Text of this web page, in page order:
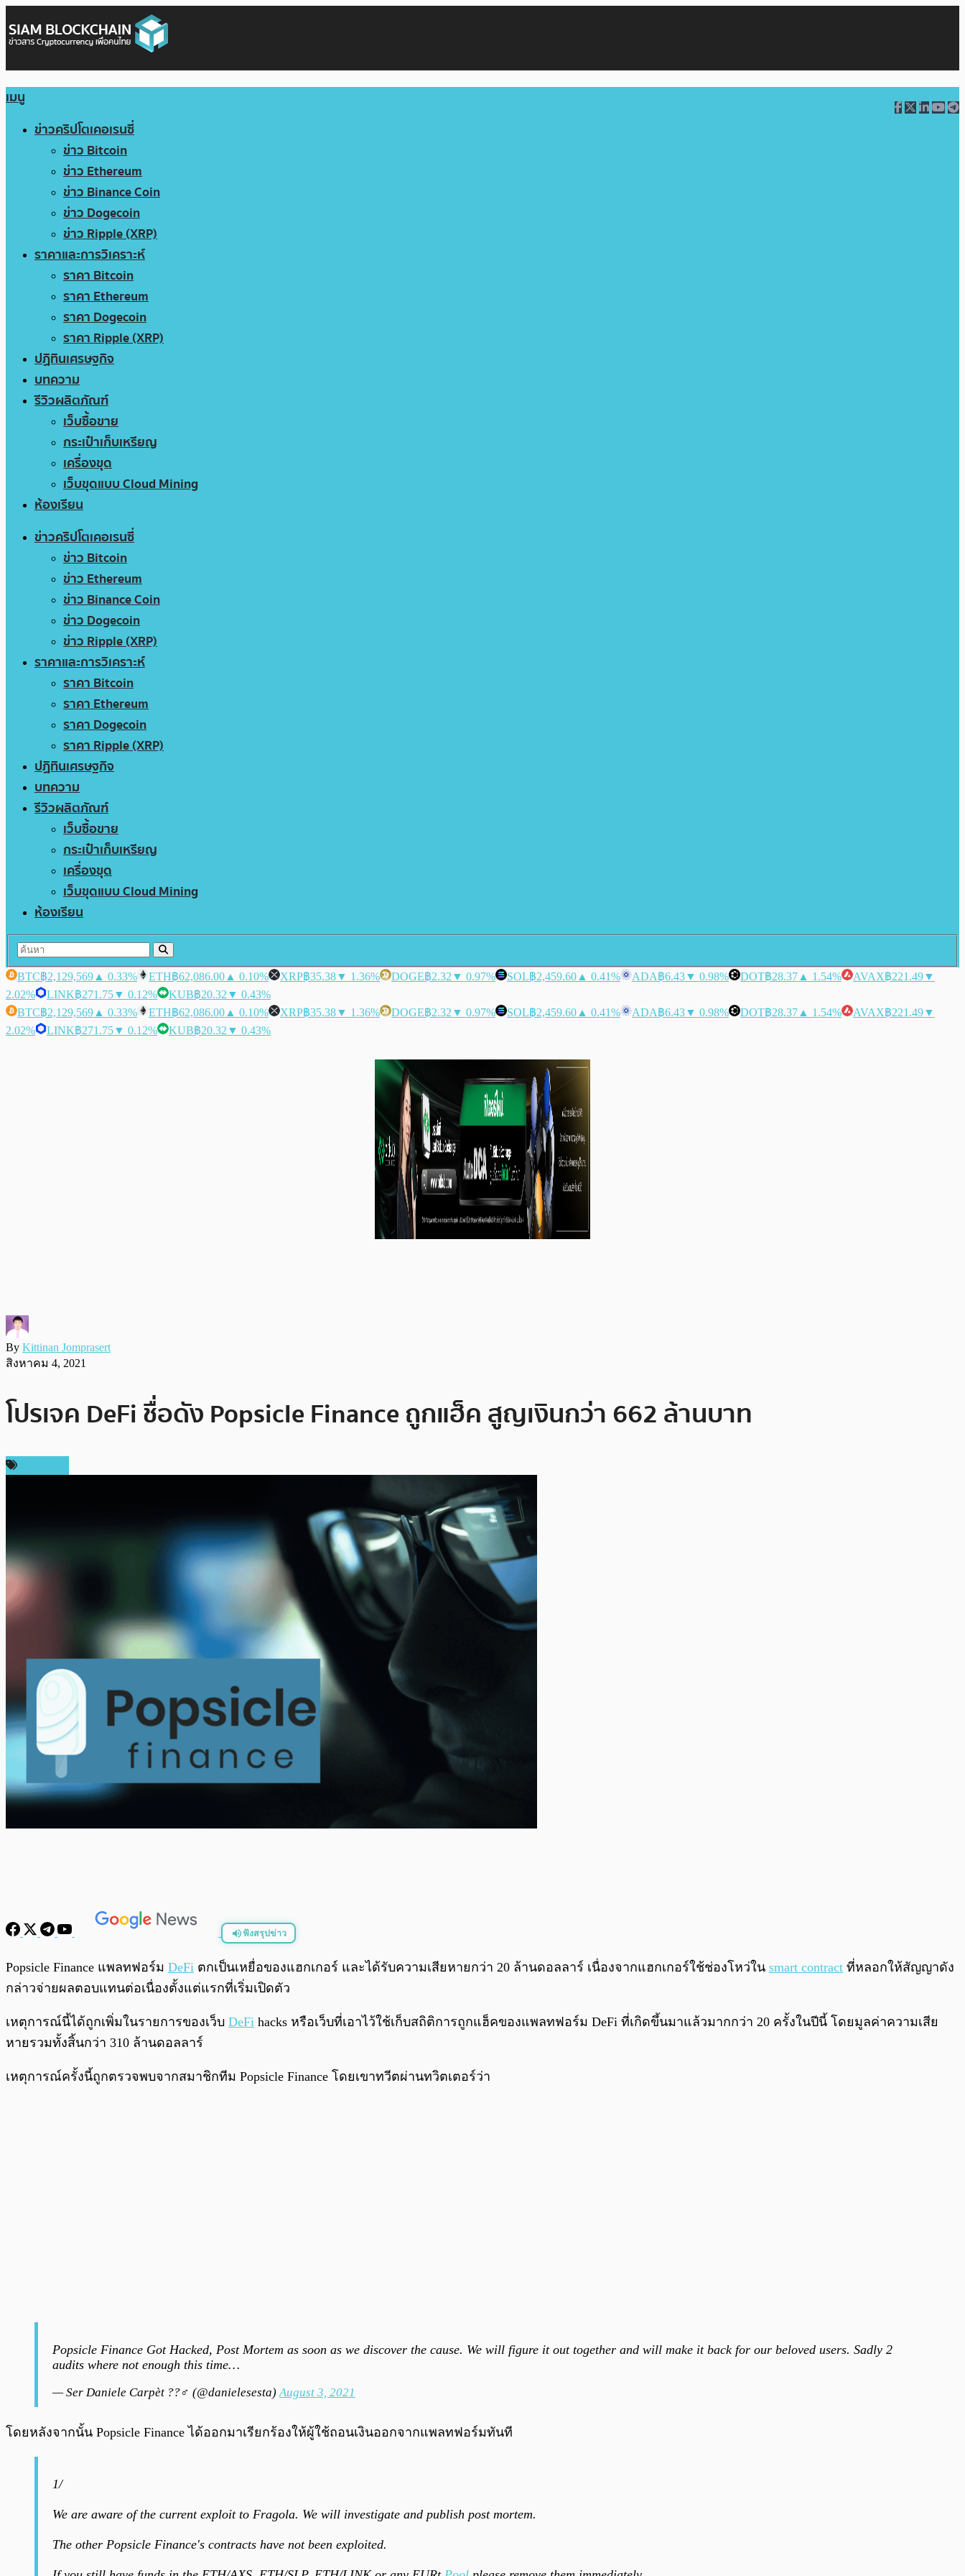
เมนู
ข่าวคริปโตเคอเรนซี่
ข่าว Bitcoin
ข่าว Ethereum
ข่าว Binance Coin
ข่าว Dogecoin
ข่าว Ripple (XRP)
ราคาและการวิเคราะห์
ราคา Bitcoin
ราคา Ethereum
ราคา Dogecoin
ราคา Ripple (XRP)
ปฏิทินเศรษฐกิจ
บทความ
รีวิวผลิตภัณฑ์
เว็บซื้อขาย
กระเป๋าเก็บเหรียญ
เครื่องขุด
เว็บขุดแบบ Cloud Mining
ห้องเรียน
ข่าวคริปโตเคอเรนซี่
ข่าว Bitcoin
ข่าว Ethereum
ข่าว Binance Coin
ข่าว Dogecoin
ข่าว Ripple (XRP)
ราคาและการวิเคราะห์
ราคา Bitcoin
ราคา Ethereum
ราคา Dogecoin
ราคา Ripple (XRP)
ปฏิทินเศรษฐกิจ
บทความ
รีวิวผลิตภัณฑ์
เว็บซื้อขาย
กระเป๋าเก็บเหรียญ
เครื่องขุด
เว็บขุดแบบ Cloud Mining
ห้องเรียน
BTC฿2,129,569 ▲ 0.33% ETH฿62,086.00 ▲ 0.10% XRP฿35.38▼ 1.36% DOGE฿2.32 ▼ 0.97% SOL฿2,459.60 ▲ 0.41% ADA฿6.43▼ 0.98% DOT฿28.37 ▲ 1.54% AVAX฿221.49▼
2.02%
LINK฿271.75▼ 0.12% KUB฿20.32 ▼ 0.43%
BTC฿2,129,569 ▲ 0.33% ETH฿62,086.00 ▲ 0.10% XRP฿35.38▼ 1.36% DOGE฿2.32 ▼ 0.97% SOL฿2,459.60 ▲ 0.41% ADA฿6.43▼ 0.98% DOT฿28.37 ▲ 1.54% AVAX฿221.49▼
2.02%
LINK฿271.75▼ 0.12% KUB฿20.32 ▼ 0.43%
By Kittinan Jomprasert
สิงหาคม 4, 2021
โปรเจค DeFi ชื่อดัง Popsicle Finance ถูกแฮ็ค สูญเงินกว่า 662 ล้านบาท
ฟังสรุปข่าว
พร้อมเล่น /0:00
Popsicle Finance แพลทฟอร์ม DeFi ตกเป็นเหยื่อของแฮกเกอร์ และได้รับความเสียหายกว่า 20 ล้านดอลลาร์ เนื่องจากแฮกเกอร์ใช้ช่องโหว่ใน smart contract ที่หลอกให้สัญญาดัง
กล่าวจ่ายผลตอบแทนต่อเนื่องตั้งแต่แรกที่เริ่มเปิดตัว
เหตุการณ์นี้ได้ถูกเพิ่มในรายการของเว็บ DeFi hacks หรือเว็บที่เอาไว้ใช้เก็บสถิติการถูกแฮ็คของแพลทฟอร์ม DeFi ที่เกิดขึ้นมาแล้วมากกว่า 20 ครั้งในปีนี้ โดยมูลค่าความเสีย
หายรวมทั้งสิ้นกว่า 310 ล้านดอลลาร์
เหตุการณ์ครั้งนี้ถูกตรวจพบจากสมาชิกทีม Popsicle Finance โดยเขาทวีตผ่านทวิตเตอร์ว่า
Popsicle Finance Got Hacked, Post Mortem as soon as we discover the cause. We will figure it out together and will make it back for our beloved users. Sadly 2
audits where not enough this time…
— Ser Daniele Carpèt ??‍♂️ (@danielesesta)August 3, 2021
โดยหลังจากนั้น Popsicle Finance ได้ออกมาเรียกร้องให้ผู้ใช้ถอนเงินออกจากแพลทฟอร์มทันที
1/
We are aware of the current exploit to Fragola. We will investigate and publish post mortem.
The other Popsicle Finance's contracts have not been exploited.